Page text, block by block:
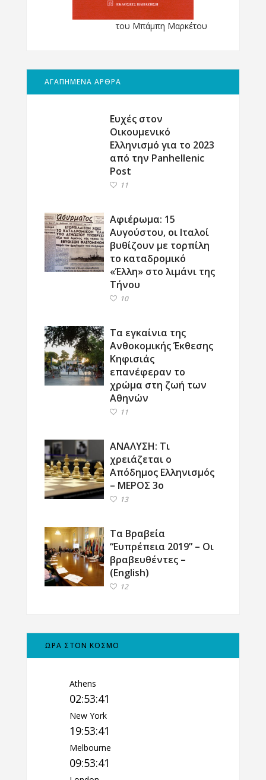
του Μπάμπη Μαρκέτου
ΑΓΑΠΗΜΕΝΑ ΑΡΘΡΑ
Ευχές στον
Οικουμενικό
Ελληνισμό για το 2023
από την Panhellenic
Post
11
Αφιέρωμα: 15
Αυγούστου, οι Ιταλοί
βυθίζουν με τορπίλη
το καταδρομικό
«Έλλη» στο λιμάνι της
Τήνου
10
Τα εγκαίνια της
Ανθοκομικής Έκθεσης
Κηφισιάς
επανέφεραν το
χρώμα στη ζωή των
Αθηνών
11
ΑΝΑΛΥΣΗ: Τι
χρειάζεται ο
Απόδημος Ελληνισμός
– ΜΕΡΟΣ 3ο
13
Τα Βραβεία
“Ευπρέπεια 2019” – Οι
βραβευθέντες –
(English)
12
ΩΡΑ ΣΤΟΝ ΚΟΣΜΟ
Athens
02:53:42
New York
19:53:42
Melbourne
09:53:42